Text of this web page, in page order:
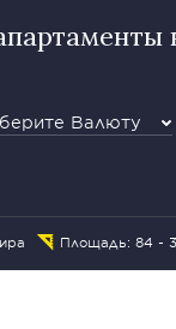
Валюту
Площадь: 84 -